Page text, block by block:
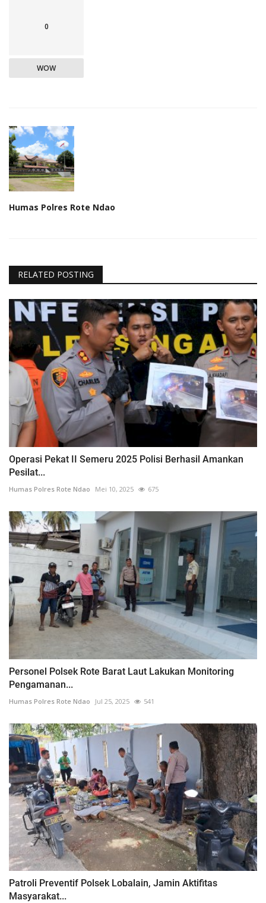
0
WOW
Humas Polres Rote Ndao
RELATED POSTING
Operasi Pekat II Semeru 2025 Polisi Berhasil Amankan
Pesilat...
Humas Polres Rote Ndao Mei 10, 2025 675
Personel Polsek Rote Barat Laut Lakukan Monitoring
Pengamanan...
Humas Polres Rote Ndao Jul 25, 2025 541
Patroli Preventif Polsek Lobalain, Jamin Aktifitas
Masyarakat...